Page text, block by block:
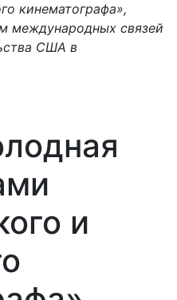
международных связей
США в
и